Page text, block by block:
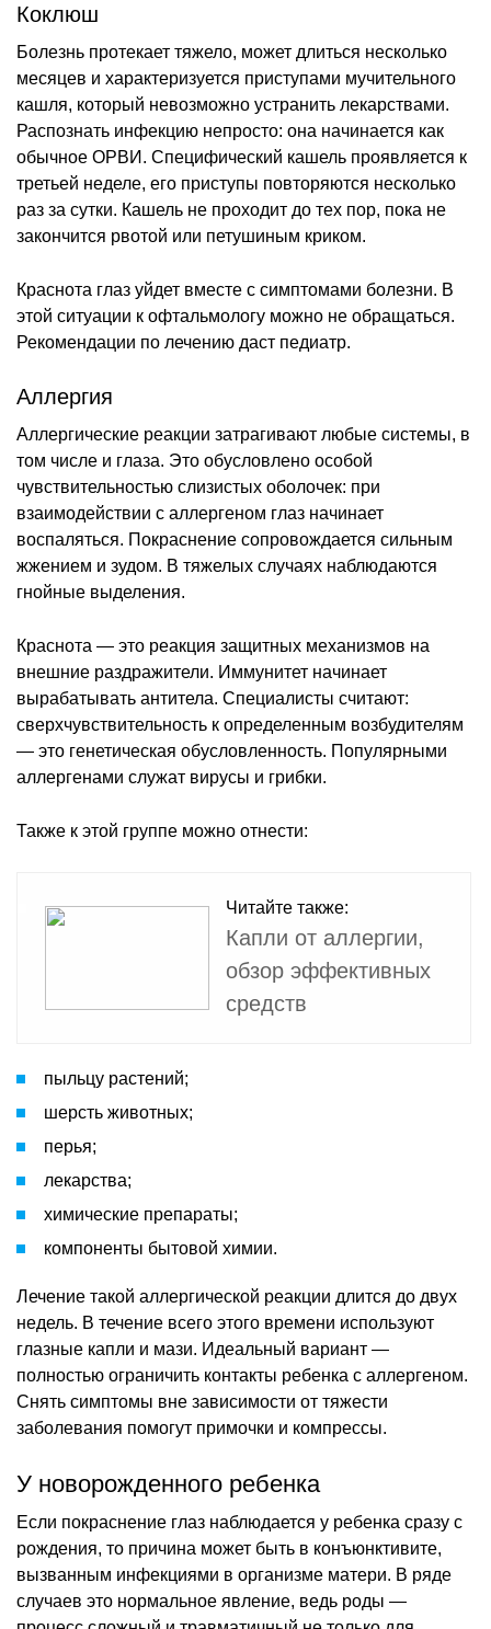
Коклюш
Болезнь протекает тяжело, может длиться несколько
месяцев и характеризуется приступами мучительного
кашля, который невозможно устранить лекарствами.
Распознать инфекцию непросто: она начинается как
обычное ОРВИ. Специфический кашель проявляется к
третьей неделе, его приступы повторяются несколько
раз за сутки. Кашель не проходит до тех пор, пока не
закончится рвотой или петушиным криком.
Краснота глаз уйдет вместе с симптомами болезни. В
этой ситуации к офтальмологу можно не обращаться.
Рекомендации по лечению даст педиатр.
Аллергия
Аллергические реакции затрагивают любые системы, в
том числе и глаза. Это обусловлено особой
чувствительностью слизистых оболочек: при
взаимодействии с аллергеном глаз начинает
воспаляться. Покраснение сопровождается сильным
жжением и зудом. В тяжелых случаях наблюдаются
гнойные выделения.
Краснота — это реакция защитных механизмов на
внешние раздражители. Иммунитет начинает
вырабатывать антитела. Специалисты считают:
сверхчувствительность к определенным возбудителям
— это генетическая обусловленность. Популярными
аллергенами служат вирусы и грибки.
Также к этой группе можно отнести:
Читайте также:
Капли от аллергии,
обзор эффективных
средств
пыльцу растений;
шерсть животных;
перья;
лекарства;
химические препараты;
компоненты бытовой химии.
Лечение такой аллергической реакции длится до двух
недель. В течение всего этого времени используют
глазные капли и мази. Идеальный вариант —
полностью ограничить контакты ребенка с аллергеном.
Снять симптомы вне зависимости от тяжести
заболевания помогут примочки и компрессы.
У новорожденного ребенка
Если покраснение глаз наблюдается у ребенка сразу с
рождения, то причина может быть в конъюнктивите,
вызванным инфекциями в организме матери. В ряде
случаев это нормальное явление, ведь роды —